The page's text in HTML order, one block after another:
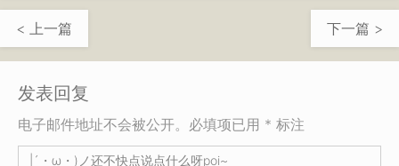
< 上一篇 下一篇 >
发表回复
电子邮件地址不会被公开。必填项已用 * 标注